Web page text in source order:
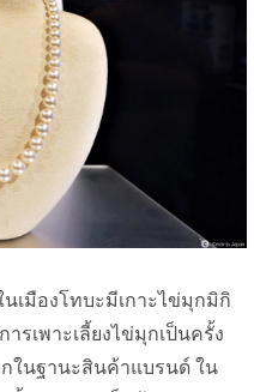
เมืองโทบะมีเกาะไข่มุกมิกิ
รเพาะเลี้ยงไข่มุกเป็นครั้ง
ในฐานะสินค้าแบรนด์ ใน